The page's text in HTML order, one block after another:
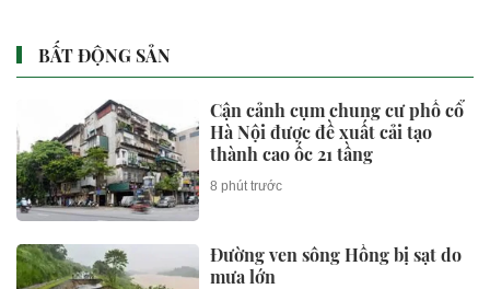
BẤT ĐỘNG SẢN
Cận cảnh cụm chung cư phố cổ
Hà Nội được đề xuất cải tạo
thành cao ốc 21 tầng
8 phút trước
Đường ven sông Hồng bị sạt do
mưa lớn